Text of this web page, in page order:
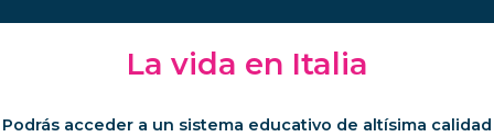
La vida en Italia
Podrás acceder a un sistema educativo de altísima calidad